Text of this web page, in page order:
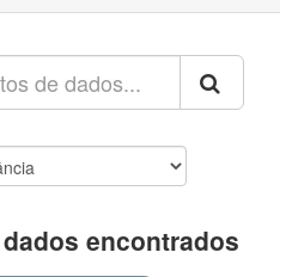
encontrados